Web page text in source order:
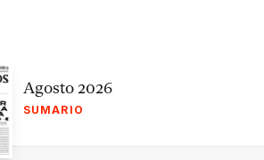
Agosto 2026
SUMARIO